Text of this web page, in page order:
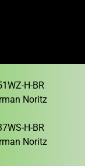
H-BR
Noritz
H-BR
Noritz